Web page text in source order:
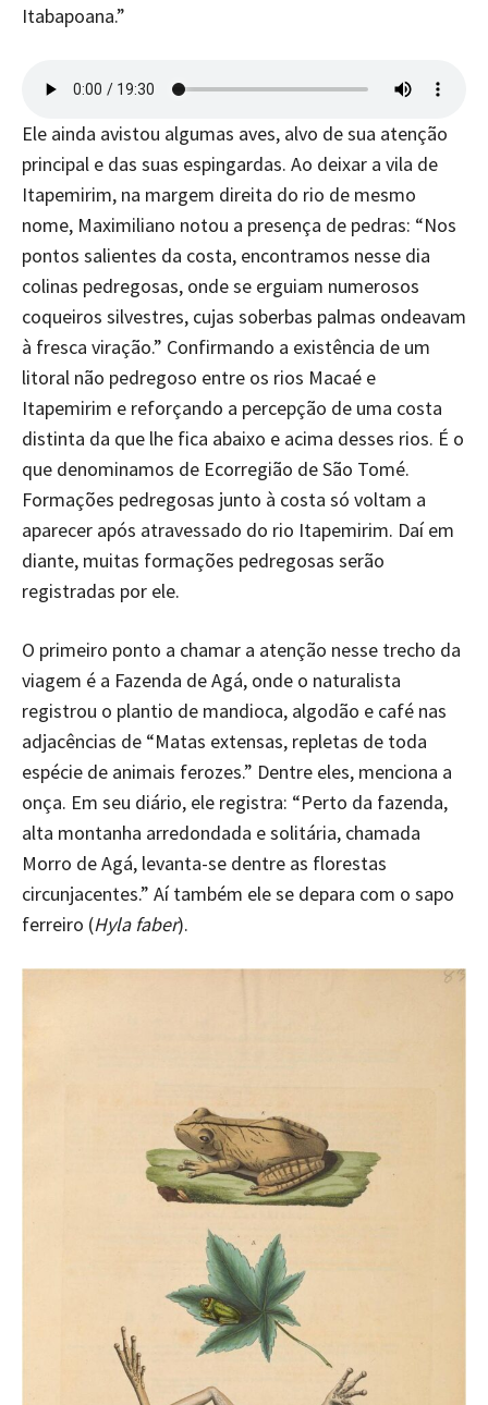
Itabapoana.”
Ele ainda avistou algumas aves, alvo de sua atenção
principal e das suas espingardas. Ao deixar a vila de
Itapemirim, na margem direita do rio de mesmo
nome, Maximiliano notou a presença de pedras: “Nos
pontos salientes da costa, encontramos nesse dia
colinas pedregosas, onde se erguiam numerosos
coqueiros silvestres, cujas soberbas palmas ondeavam
à fresca viração.” Confirmando a existência de um
litoral não pedregoso entre os rios Macaé e
Itapemirim e reforçando a percepção de uma costa
distinta da que lhe fica abaixo e acima desses rios. É o
que denominamos de Ecorregião de São Tomé.
Formações pedregosas junto à costa só voltam a
aparecer após atravessado do rio Itapemirim. Daí em
diante, muitas formações pedregosas serão
registradas por ele.
O primeiro ponto a chamar a atenção nesse trecho da
viagem é a Fazenda de Agá, onde o naturalista
registrou o plantio de mandioca, algodão e café nas
adjacências de “Matas extensas, repletas de toda
espécie de animais ferozes.” Dentre eles, menciona a
onça. Em seu diário, ele registra: “Perto da fazenda,
alta montanha arredondada e solitária, chamada
Morro de Agá, levanta-se dentre as florestas
circunjacentes.” Aí também ele se depara com o sapo
ferreiro (Hyla faber).